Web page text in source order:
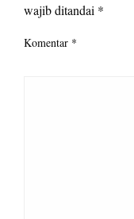
wajib ditandai *
Komentar *